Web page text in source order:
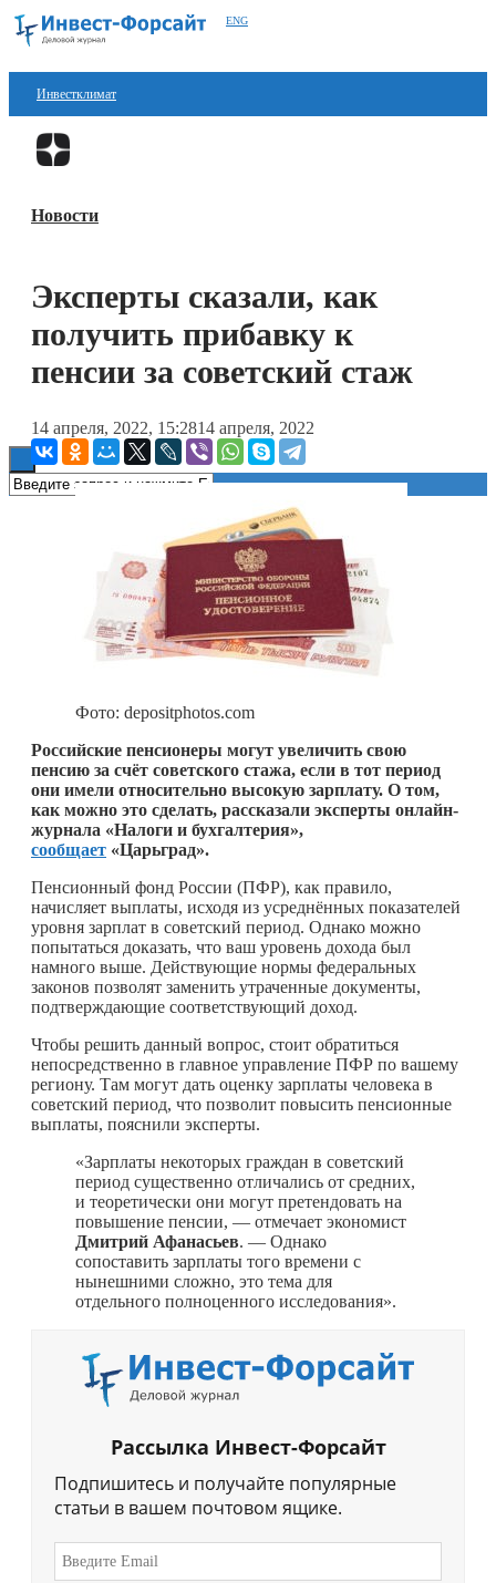
ENG
Инвестклимат
Финансы
Блокчейн
Новости
Эксперты сказали, как
получить прибавку к
пенсии за советский стаж
14 апреля, 2022, 15:2814 апреля, 2022
Фото: depositphotos.com
Российские пенсионеры могут увеличить свою
пенсию за счёт советского стажа, если в тот период
они имели относительно высокую зарплату. О том,
как можно это сделать, рассказали эксперты онлайн-
журнала «Налоги и бухгалтерия»,
сообщает «Царьград».
Пенсионный фонд России (ПФР), как правило,
начисляет выплаты, исходя из усреднённых показателей
уровня зарплат в советский период. Однако можно
попытаться доказать, что ваш уровень дохода был
намного выше. Действующие нормы федеральных
законов позволят заменить утраченные документы,
подтверждающие соответствующий доход.
Чтобы решить данный вопрос, стоит обратиться
непосредственно в главное управление ПФР по вашему
региону. Там могут дать оценку зарплаты человека в
советский период, что позволит повысить пенсионные
выплаты, пояснили эксперты.
«Зарплаты некоторых граждан в советский
период существенно отличались от средних,
и теоретически они могут претендовать на
повышение пенсии, — отмечает экономист
Дмитрий Афанасьев. — Однако
сопоставить зарплаты того времени с
нынешними сложно, это тема для
отдельного полноценного исследования».
Рассылка Инвест-Форсайт
Подпишитесь и получайте популярные
статьи в вашем почтовом ящике.